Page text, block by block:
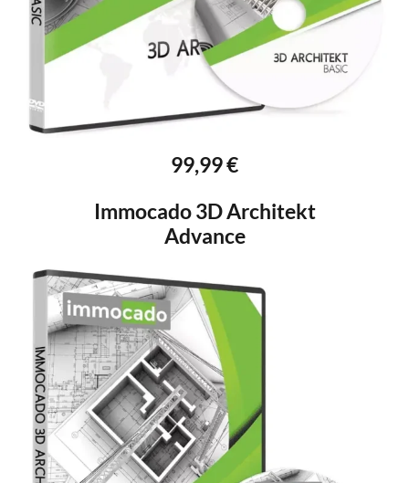
99,99 €
Immocado 3D Architekt
Advance